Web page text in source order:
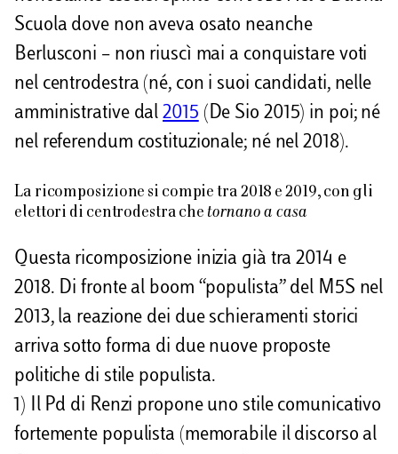
Scuola dove non aveva osato neanche
Berlusconi – non riuscì mai a conquistare voti
nel centrodestra (né, con i suoi candidati, nelle
amministrative dal2015 (De Sio 2015) in poi; né
nel referendum costituzionale; né nel 2018).
La ricomposizione si compie tra 2018 e 2019, con gli
elettori di centrodestra che tornano a casa
Questa ricomposizione inizia già tra 2014 e
2018. Di fronte al boom “populista” del M5S nel
2013, la reazione dei due schieramenti storici
arriva sotto forma di due nuove proposte
politiche di stile populista.
1) Il Pd di Renzi propone uno stile comunicativo
fortemente populista (memorabile il discorso al